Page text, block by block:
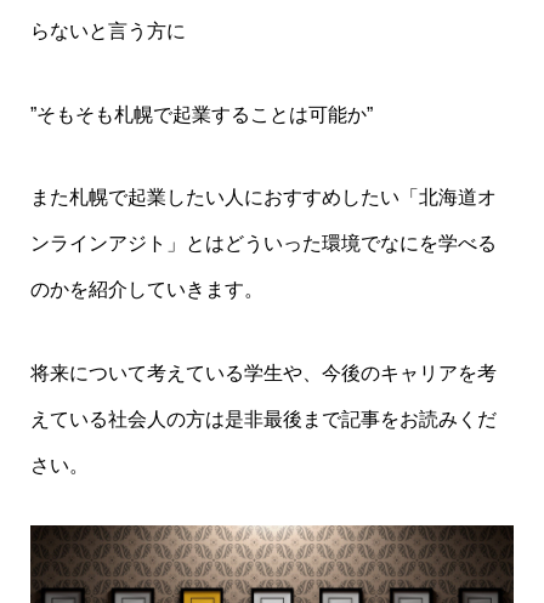
らないと言う方に
”そもそも札幌で起業することは可能か”
また札幌で起業したい人におすすめしたい「北海道オ
ンラインアジト」とはどういった環境でなにを学べる
のかを紹介していきます。
将来について考えている学生や、今後のキャリアを考
えている社会人の方は是非最後まで記事をお読みくだ
さい。